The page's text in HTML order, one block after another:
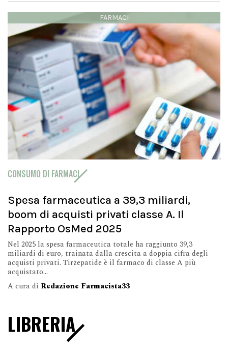
FARMACI
CONSUMO DI FARMACI
Spesa farmaceutica a 39,3 miliardi,
boom di acquisti privati classe A. Il
Rapporto OsMed 2025
Nel 2025 la spesa farmaceutica totale ha raggiunto 39,3
miliardi di euro, trainata dalla crescita a doppia cifra degli
acquisti privati. Tirzepatide è il farmaco di classe A più
acquistato...
A cura di Redazione Farmacista33
LIBRERIA